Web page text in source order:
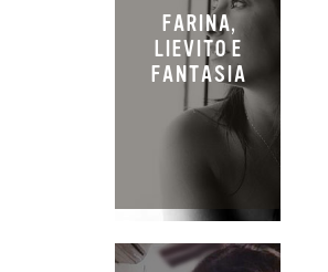
FARINA,
LIEVITO E
FANTASIA